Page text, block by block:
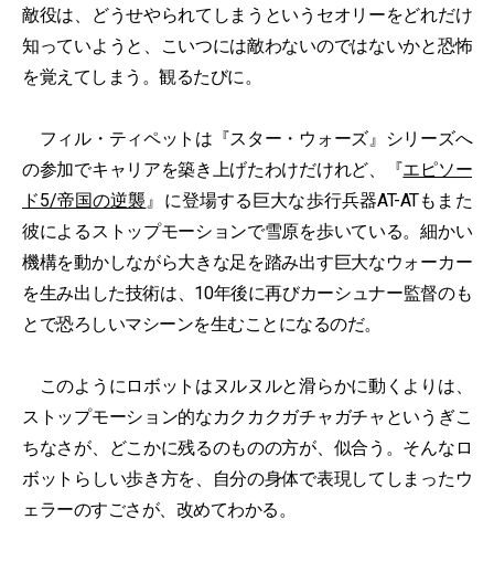
敵役は、どうせやられてしまうというセオリーをどれだけ
知っていようと、こいつには敵わないのではないかと恐怖
を覚えてしまう。観るたびに。
フィル・ティペットは『スター・ウォーズ』シリーズへ
の参加でキャリアを築き上げたわけだけれど、『エピソー
ド5/帝国の逆襲』に登場する巨大な歩行兵器AT-ATもまた
彼によるストップモーションで雪原を歩いている。細かい
機構を動かしながら大きな足を踏み出す巨大なウォーカー
を生み出した技術は、10年後に再びカーシュナー監督のも
とで恐ろしいマシーンを生むことになるのだ。
このようにロボットはヌルヌルと滑らかに動くよりは、
ストップモーション的なカクカクガチャガチャというぎこ
ちなさが、どこかに残るのものの方が、似合う。そんなロ
ボットらしい歩き方を、自分の身体で表現してしまったウ
ェラーのすごさが、改めてわかる。